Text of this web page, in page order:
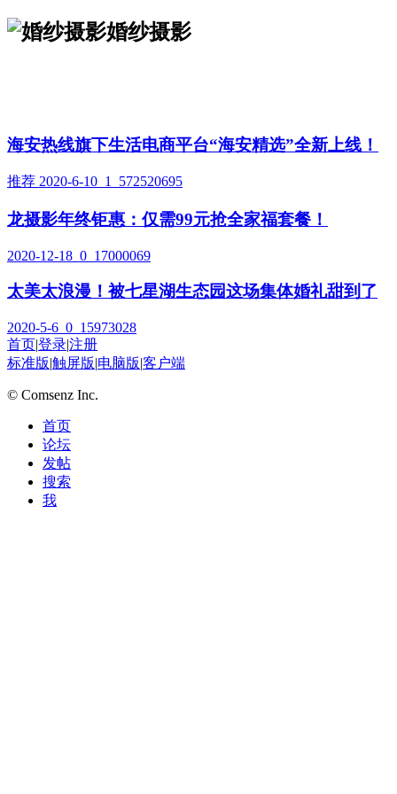
婚纱摄影
海安热线旗下生活电商平台“海安精选”全新上线！
推荐 2020-6-10 1 572520695
龙摄影年终钜惠：仅需99元抢全家福套餐！
2020-12-18 0 17000069
太美太浪漫！被七星湖生态园这场集体婚礼甜到了
2020-5-6 0 15973028
首页|登录|注册
标准版|触屏版|电脑版|客户端
© Comsenz Inc.
首页
论坛
发帖
搜索
我